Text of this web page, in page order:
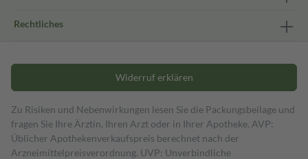
Rechtliches
Widerruf erklären
Zu Risiken und Nebenwirkungen lesen Sie die Packungsbeilage und
fragen Sie Ihre Ärztin, Ihren Arzt oder in Ihrer Apotheke. AVP:
Üblicher Apothekenverkaufspreis berechnet nach der
Arzneimittelpreisverordnung. UVP: Unverbindliche